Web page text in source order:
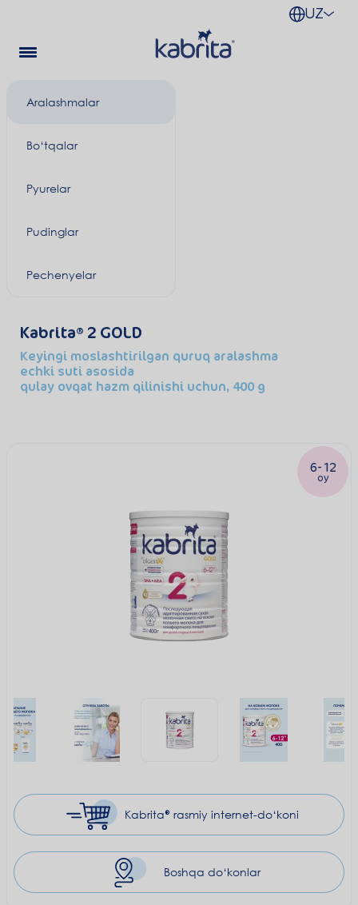
UZ
Aralashmalar
Bo‘tqalar
Pyurelar
Pudinglar
Pechenyelar
Kabrita 2 GOLD
Keyingi moslashtirilgan quruq aralashma
echki suti asosida
qulay ovqat hazm qilinishi uchun, 400 g
6-12
oy
Kabrita® rasmiyinternet-do‘koni
Boshqa do‘konlar